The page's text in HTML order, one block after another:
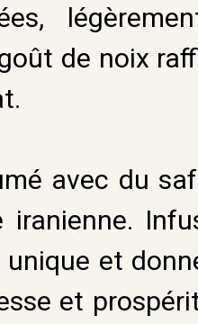
de noix
avec du
unique et
et